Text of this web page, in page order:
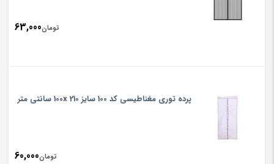
تومان63,000
پرده توری مغناطیسی کد 100 سایز 210 100x سانتی متر
تومان60,000